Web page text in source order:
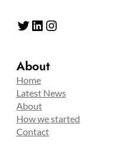
Twitter LinkedIn Instagram
About
Home
Latest News
About
How we started
Contact